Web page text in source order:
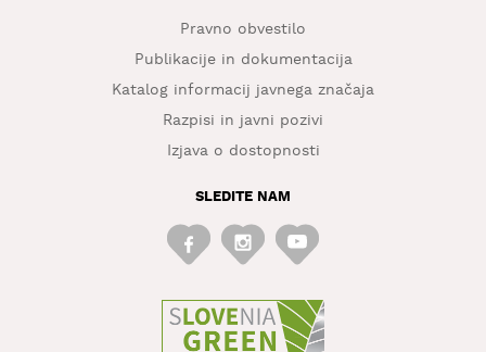
Pravno obvestilo
Publikacije in dokumentacija
Katalog informacij javnega značaja
Razpisi in javni pozivi
Izjava o dostopnosti
SLEDITE NAM